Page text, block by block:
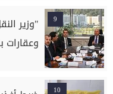
9
"وزير
وعقارات
10